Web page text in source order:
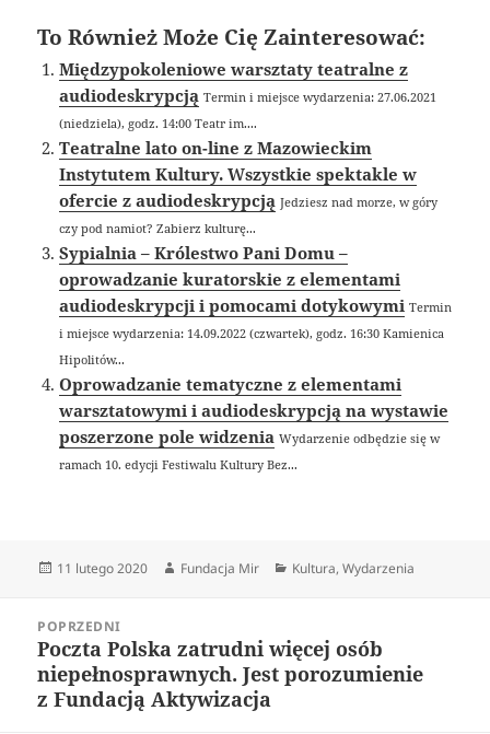
To Również Może Cię Zainteresować:
Międzypokoleniowe warsztaty teatralne z
audiodeskrypcją Termin i miejsce wydarzenia: 27.06.2021
(niedziela), godz. 14:00 Teatr im....
Teatralne lato on-line z Mazowieckim
Instytutem Kultury. Wszystkie spektakle w
ofercie z audiodeskrypcją Jedziesz nad morze, w góry
czy pod namiot? Zabierz kulturę...
Sypialnia – Królestwo Pani Domu –
oprowadzanie kuratorskie z elementami
audiodeskrypcji i pomocami dotykowymi Termin
i miejsce wydarzenia: 14.09.2022 (czwartek), godz. 16:30 Kamienica
Hipolitów...
Oprowadzanie tematyczne z elementami
warsztatowymi i audiodeskrypcją na wystawie
poszerzone pole widzenia Wydarzenie odbędzie się w
ramach 10. edycji Festiwalu Kultury Bez...
Data
11 lutego 2020 Autor
Fundacja Mir Kategorie
Kultura,Wydarzenia
wpisuPOPRZEDNI
Poprzedni
wpis:
Poczta Polska zatrudni więcej osób
niepełnosprawnych. Jest porozumienie
z Fundacją Aktywizacja